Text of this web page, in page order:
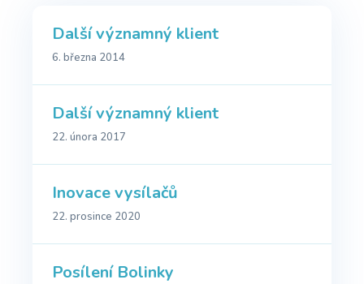
Další významný klient
6. března 2014
Další významný klient
22. února 2017
Inovace vysílačů
22. prosince 2020
Posílení Bolinky